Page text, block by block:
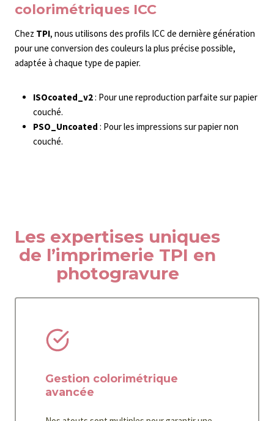
colorimétriques ICC
Chez TPI, nous utilisons des profils ICC de dernière génération
pour une conversion des couleurs la plus précise possible,
adaptée à chaque type de papier.
ISOcoated_v2: Pour une reproduction parfaite sur papier
couché.
PSO_Uncoated : Pour les impressions sur papier non
couché.
Les expertises uniques
de l’imprimerie TPI en
photogravure
Gestion colorimétrique
avancée